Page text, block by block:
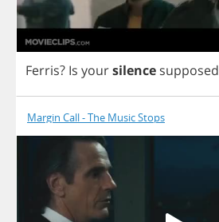
Ferris? Is yoursilence supposed
Margin Call - The Music Stops